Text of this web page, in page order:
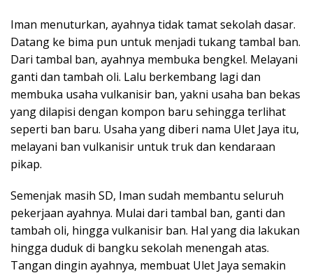
Iman menuturkan, ayahnya tidak tamat sekolah dasar.
Datang ke bima pun untuk menjadi tukang tambal ban.
Dari tambal ban, ayahnya membuka bengkel. Melayani
ganti dan tambah oli. Lalu berkembang lagi dan
membuka usaha vulkanisir ban, yakni usaha ban bekas
yang dilapisi dengan kompon baru sehingga terlihat
seperti ban baru. Usaha yang diberi nama Ulet Jaya itu,
melayani ban vulkanisir untuk truk dan kendaraan
pikap.
Semenjak masih SD, Iman sudah membantu seluruh
pekerjaan ayahnya. Mulai dari tambal ban, ganti dan
tambah oli, hingga vulkanisir ban. Hal yang dia lakukan
hingga duduk di bangku sekolah menengah atas.
Tangan dingin ayahnya, membuat Ulet Jaya semakin